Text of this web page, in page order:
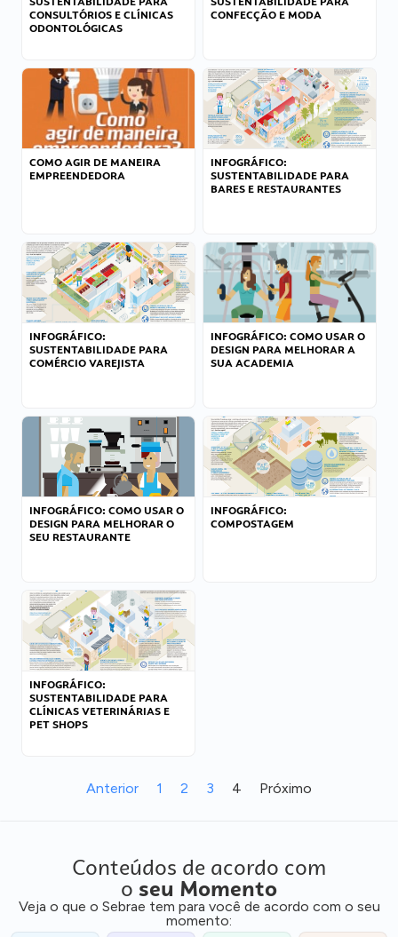
CONSULTÓRIOS E CLÍNICAS
ODONTOLÓGICAS
CONFECÇÃO E MODA
COMO AGIR DE MANEIRA
EMPREENDEDORA
INFOGRÁFICO:
SUSTENTABILIDADE PARA
BARES E RESTAURANTES
INFOGRÁFICO:
SUSTENTABILIDADE PARA
COMÉRCIO VAREJISTA
INFOGRÁFICO: COMO USAR O
DESIGN PARA MELHORAR A
SUA ACADEMIA
INFOGRÁFICO: COMO USAR O
DESIGN PARA MELHORAR O
SEU RESTAURANTE
INFOGRÁFICO:
COMPOSTAGEM
INFOGRÁFICO:
SUSTENTABILIDADE PARA
CLÍNICAS VETERINÁRIAS E
PET SHOPS
Anterior 1 2 3 4 Próximo
Conteúdos de acordo com
o seu Momento
Veja o que o Sebrae tem para você de acordo com o seu
momento: